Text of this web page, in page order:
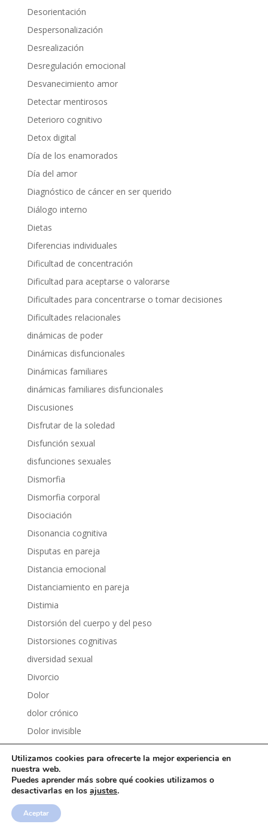
Desorientación
Despersonalización
Desrealización
Desregulación emocional
Desvanecimiento amor
Detectar mentirosos
Deterioro cognitivo
Detox digital
Día de los enamorados
Día del amor
Diagnóstico de cáncer en ser querido
Diálogo interno
Dietas
Diferencias individuales
Dificultad de concentración
Dificultad para aceptarse o valorarse
Dificultades para concentrarse o tomar decisiones
Dificultades relacionales
dinámicas de poder
Dinámicas disfuncionales
Dinámicas familiares
dinámicas familiares disfuncionales
Discusiones
Disfrutar de la soledad
Disfunción sexual
disfunciones sexuales
Dismorfia
Dismorfia corporal
Disociación
Disonancia cognitiva
Disputas en pareja
Distancia emocional
Distanciamiento en pareja
Distimia
Distorsión del cuerpo y del peso
Distorsiones cognitivas
diversidad sexual
Divorcio
Dolor
dolor crónico
Dolor invisible
Dopamina
Dopamina fácil
Dormir mejor
Drama
Utilizamos cookies para ofrecerte la mejor experiencia en
nuestra web.
Puedes aprender más sobre qué cookies utilizamos o
desactivarlas en los ajustes.
Aceptar